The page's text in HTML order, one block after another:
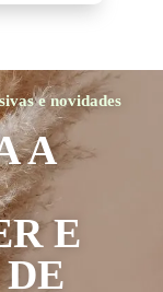
e novidades
A
E